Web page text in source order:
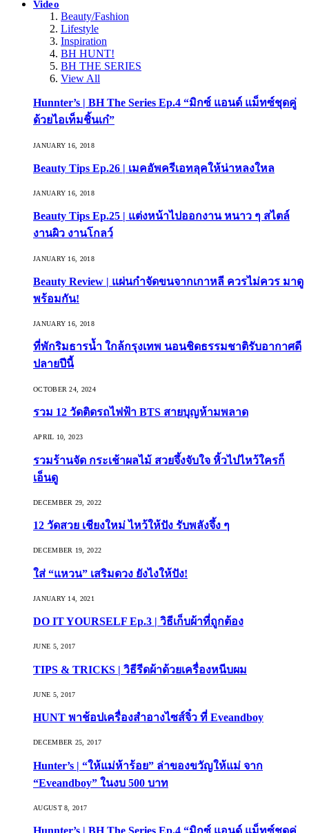
Video
Beauty/Fashion
Lifestyle
Inspiration
BH HUNT!
BH THE SERIES
View All
Hunnter’s | BH The Series Ep.4 “มิกซ์ แอนด์ แม็ทซ์ชุดคู่
ด้วยไอเท็มชิ้นเก๋”
JANUARY 16, 2018
Beauty Tips Ep.26 | เมคอัพครีเอทลุคให้น่าหลงใหล
JANUARY 16, 2018
Beauty Tips Ep.25 | แต่งหน้าไปออกงาน หนาว ๆ สไตล์
งานผิว งานโกลว์
JANUARY 16, 2018
Beauty Review | แผ่นกำจัดขนจากเกาหลี ควรไม่ควร มาดู
พร้อมกัน!
JANUARY 16, 2018
ที่พักริมธารน้ำ ใกล้กรุงเทพ นอนชิดธรรมชาติรับอากาศดี
ปลายปีนี้
OCTOBER 24, 2024
รวม 12 วัดติดรถไฟฟ้า BTS สายบุญห้ามพลาด
APRIL 10, 2023
รวมร้านจัด กระเช้าผลไม้ สวยจึ้งจับใจ หิ้วไปไหว้ใครก็
เอ็นดู
DECEMBER 29, 2022
12 วัดสวย เชียงใหม่ ไหว้ให้ปัง รับพลังจึ้ง ๆ
DECEMBER 19, 2022
ใส่ “แหวน” เสริมดวง ยังไงให้ปัง!
JANUARY 14, 2021
DO IT YOURSELF Ep.3 | วิธีเก็บผ้าที่ถูกต้อง
JUNE 5, 2017
TIPS & TRICKS | วิธีรีดผ้าด้วยเครื่องหนีบผม
JUNE 5, 2017
HUNT พาช้อปเครื่องสำอางไซส์จิ๋ว ที่ Eveandboy
DECEMBER 25, 2017
Hunter’s | “ให้แม่ห้าร้อย” ล่าของขวัญให้แม่ จาก
“Eveandboy” ในงบ 500 บาท
AUGUST 8, 2017